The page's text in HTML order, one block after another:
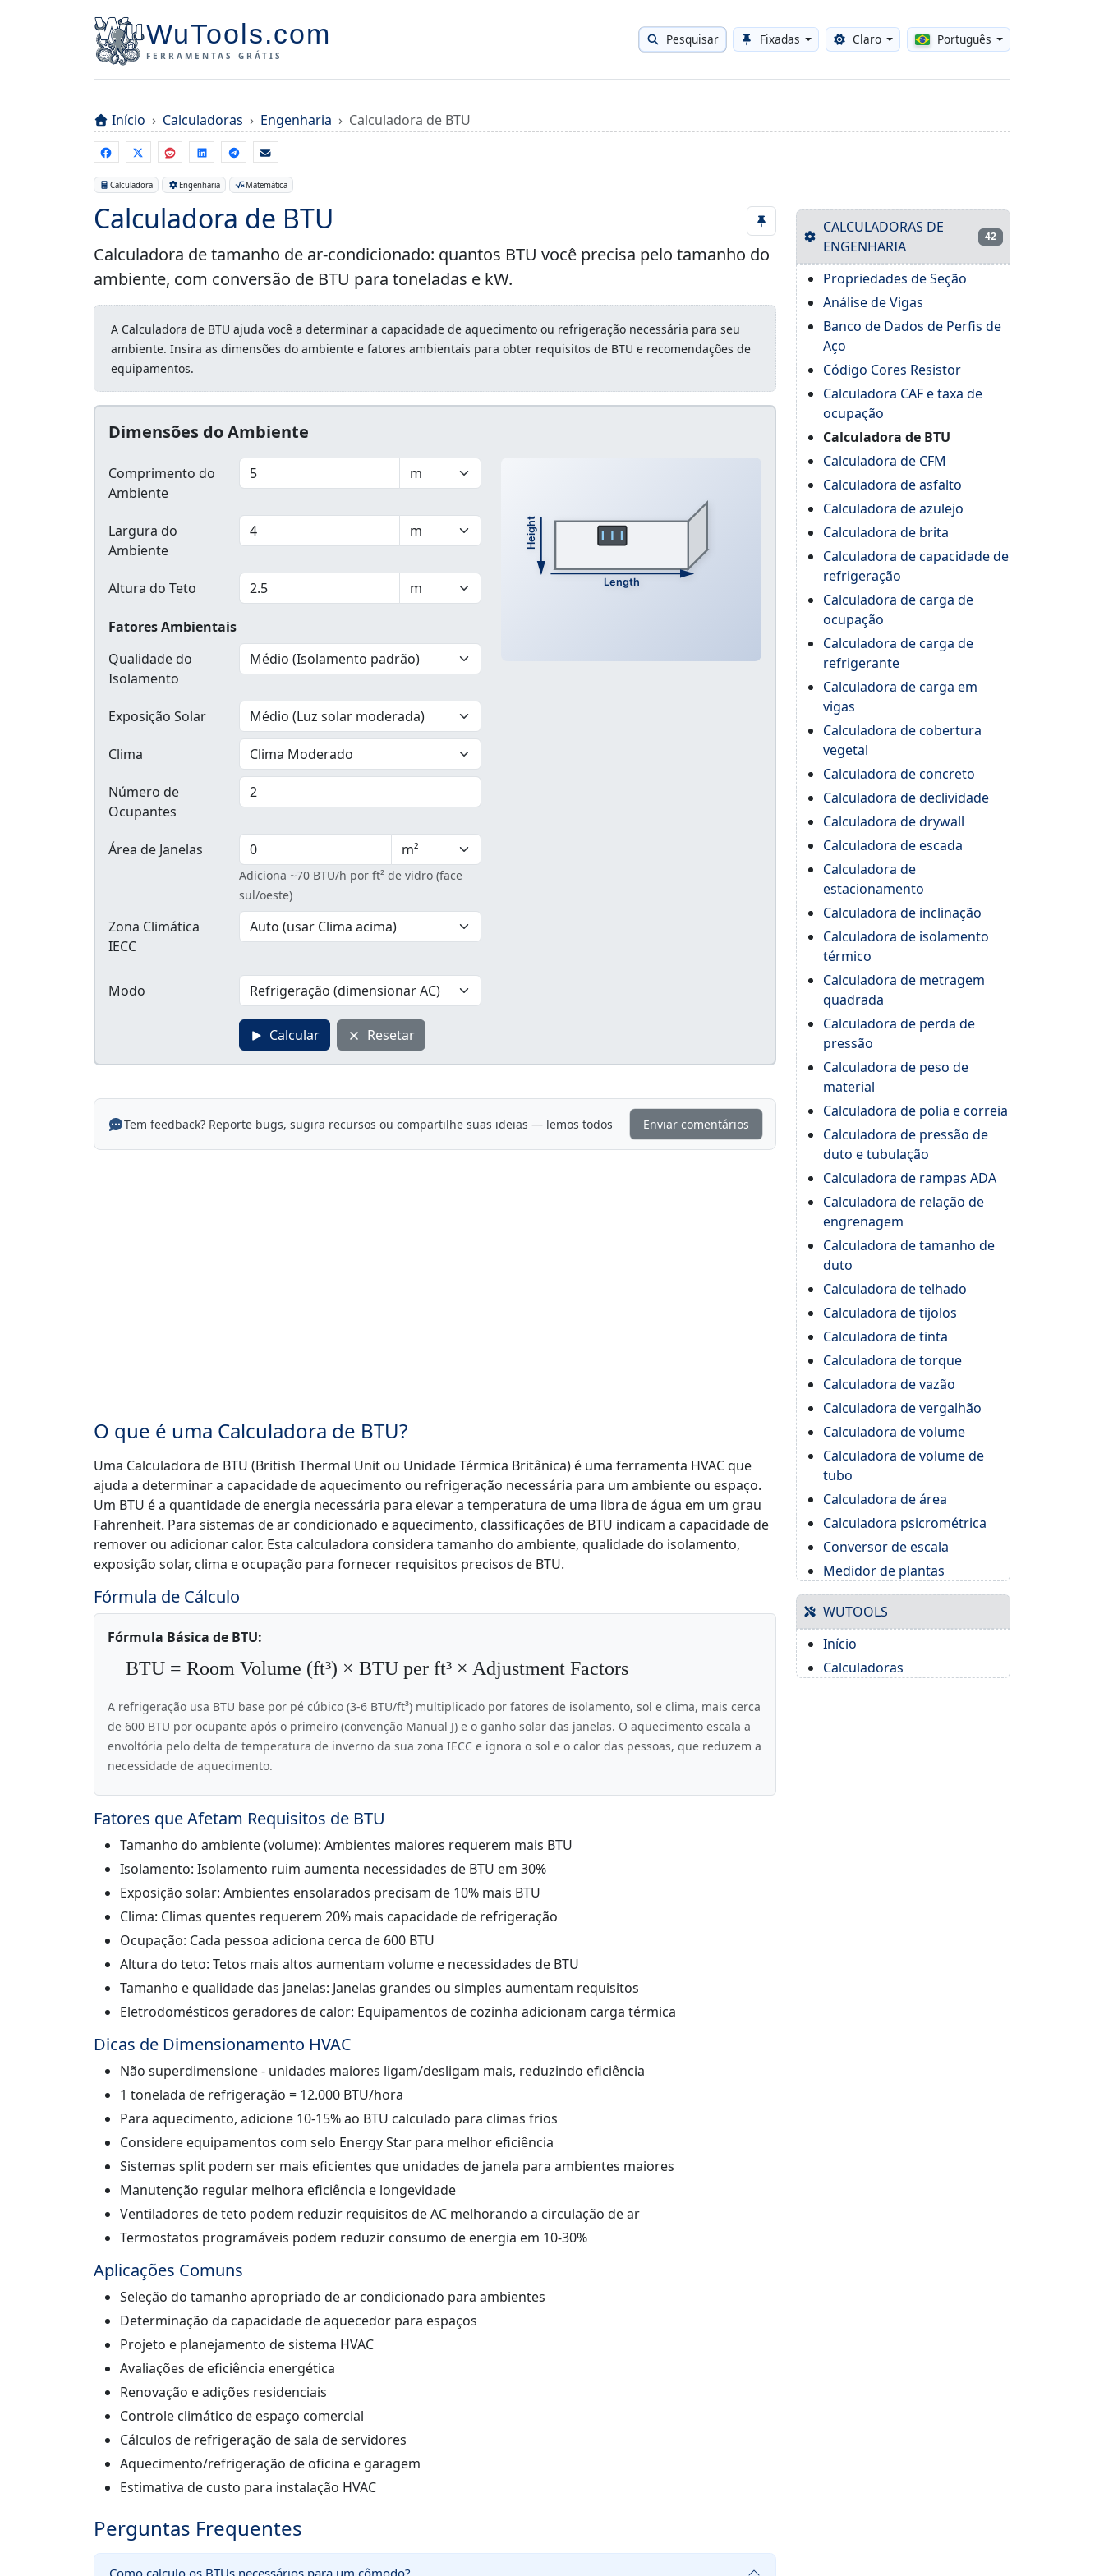
WuTools.com
FERRAMENTAS GRÁTIS
Pesquisar Fixadas Toggle theme
Claro Português
Início Calculadoras Engenharia Calculadora de BTU
Calculadora Engenharia Matemática
Calculadora de BTU
Calculadora de tamanho de ar-condicionado: quantos BTU você precisa pelo tamanho do
ambiente, com conversão de BTU para toneladas e kW.
A Calculadora de BTU ajuda você a determinar a capacidade de aquecimento ou refrigeração necessária para seu
ambiente. Insira as dimensões do ambiente e fatores ambientais para obter requisitos de BTU e recomendações de
equipamentos.
Dimensões do Ambiente
Comprimento do
Ambiente
Largura do
Ambiente
Altura do Teto
Fatores Ambientais
Qualidade do
Isolamento
Exposição Solar
Clima
Número de
Ocupantes
Área de Janelas
Adiciona ~70 BTU/h por ft² de vidro (face
sul/oeste)
Zona Climática
IECC
Modo
Calcular Resetar
Length
Height
Tem feedback? Reporte bugs, sugira recursos ou compartilhe suas ideias — lemos todos Enviar comentários
O que é uma Calculadora de BTU?
Uma Calculadora de BTU (British Thermal Unit ou Unidade Térmica Britânica) é uma ferramenta HVAC que
ajuda a determinar a capacidade de aquecimento ou refrigeração necessária para um ambiente ou espaço.
Um BTU é a quantidade de energia necessária para elevar a temperatura de uma libra de água em um grau
Fahrenheit. Para sistemas de ar condicionado e aquecimento, classificações de BTU indicam a capacidade de
remover ou adicionar calor. Esta calculadora considera tamanho do ambiente, qualidade do isolamento,
exposição solar, clima e ocupação para fornecer requisitos precisos de BTU.
Fórmula de Cálculo
Fórmula Básica de BTU:
BTU = Room Volume (ft³) × BTU per ft³ × Adjustment Factors
A refrigeração usa BTU base por pé cúbico (3-6 BTU/ft³) multiplicado por fatores de isolamento, sol e clima, mais cerca
de 600 BTU por ocupante após o primeiro (convenção Manual J) e o ganho solar das janelas. O aquecimento escala a
envoltória pelo delta de temperatura de inverno da sua zona IECC e ignora o sol e o calor das pessoas, que reduzem a
necessidade de aquecimento.
Fatores que Afetam Requisitos de BTU
Tamanho do ambiente (volume): Ambientes maiores requerem mais BTU
Isolamento: Isolamento ruim aumenta necessidades de BTU em 30%
Exposição solar: Ambientes ensolarados precisam de 10% mais BTU
Clima: Climas quentes requerem 20% mais capacidade de refrigeração
Ocupação: Cada pessoa adiciona cerca de 600 BTU
Altura do teto: Tetos mais altos aumentam volume e necessidades de BTU
Tamanho e qualidade das janelas: Janelas grandes ou simples aumentam requisitos
Eletrodomésticos geradores de calor: Equipamentos de cozinha adicionam carga térmica
Dicas de Dimensionamento HVAC
Não superdimensione - unidades maiores ligam/desligam mais, reduzindo eficiência
1 tonelada de refrigeração = 12.000 BTU/hora
Para aquecimento, adicione 10-15% ao BTU calculado para climas frios
Considere equipamentos com selo Energy Star para melhor eficiência
Sistemas split podem ser mais eficientes que unidades de janela para ambientes maiores
Manutenção regular melhora eficiência e longevidade
Ventiladores de teto podem reduzir requisitos de AC melhorando a circulação de ar
Termostatos programáveis podem reduzir consumo de energia em 10-30%
Aplicações Comuns
Seleção do tamanho apropriado de ar condicionado para ambientes
Determinação da capacidade de aquecedor para espaços
Projeto e planejamento de sistema HVAC
Avaliações de eficiência energética
Renovação e adições residenciais
Controle climático de espaço comercial
Cálculos de refrigeração de sala de servidores
Aquecimento/refrigeração de oficina e garagem
Estimativa de custo para instalação HVAC
Perguntas Frequentes
CALCULADORAS DE
ENGENHARIA
42
Propriedades de Seção
Análise de Vigas
Banco de Dados de Perfis de
Aço
Código Cores Resistor
Calculadora CAF e taxa de
ocupação
Calculadora de BTU
Calculadora de CFM
Calculadora de asfalto
Calculadora de azulejo
Calculadora de brita
Calculadora de capacidade de
refrigeração
Calculadora de carga de
ocupação
Calculadora de carga de
refrigerante
Calculadora de carga em
vigas
Calculadora de cobertura
vegetal
Calculadora de concreto
Calculadora de declividade
Calculadora de drywall
Calculadora de escada
Calculadora de
estacionamento
Calculadora de inclinação
Calculadora de isolamento
térmico
Calculadora de metragem
quadrada
Calculadora de perda de
pressão
Calculadora de peso de
material
Calculadora de polia e correia
Calculadora de pressão de
duto e tubulação
Calculadora de rampas ADA
Calculadora de relação de
engrenagem
Calculadora de tamanho de
duto
Calculadora de telhado
Calculadora de tijolos
Calculadora de tinta
Calculadora de torque
Calculadora de vazão
Calculadora de vergalhão
Calculadora de volume
Calculadora de volume de
tubo
Calculadora de área
Calculadora psicrométrica
Conversor de escala
Medidor de plantas
WUTOOLS
Início
Calculadoras